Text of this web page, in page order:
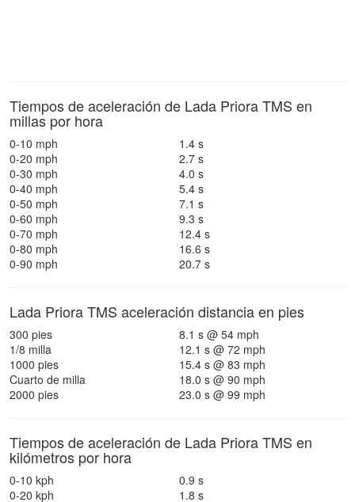
Tiempos de aceleración de Lada Priora TMS en
millas por hora
0-10 mph
1.4 s
0-20 mph
2.7 s
0-30 mph
4.0 s
0-40 mph
5.4 s
0-50 mph
7.1 s
0-60 mph
9.3 s
0-70 mph
12.4 s
0-80 mph
16.6 s
0-90 mph
20.7 s
Lada Priora TMS aceleración distancia en pies
300 pies
8.1 s @ 54 mph
1/8 milla
12.1 s @ 72 mph
1000 pies
15.4 s @ 83 mph
Cuarto de milla
18.0 s @ 90 mph
2000 pies
23.0 s @ 99 mph
Tiempos de aceleración de Lada Priora TMS en
kilómetros por hora
0-10 kph
0.9 s
0-20 kph
1.8 s